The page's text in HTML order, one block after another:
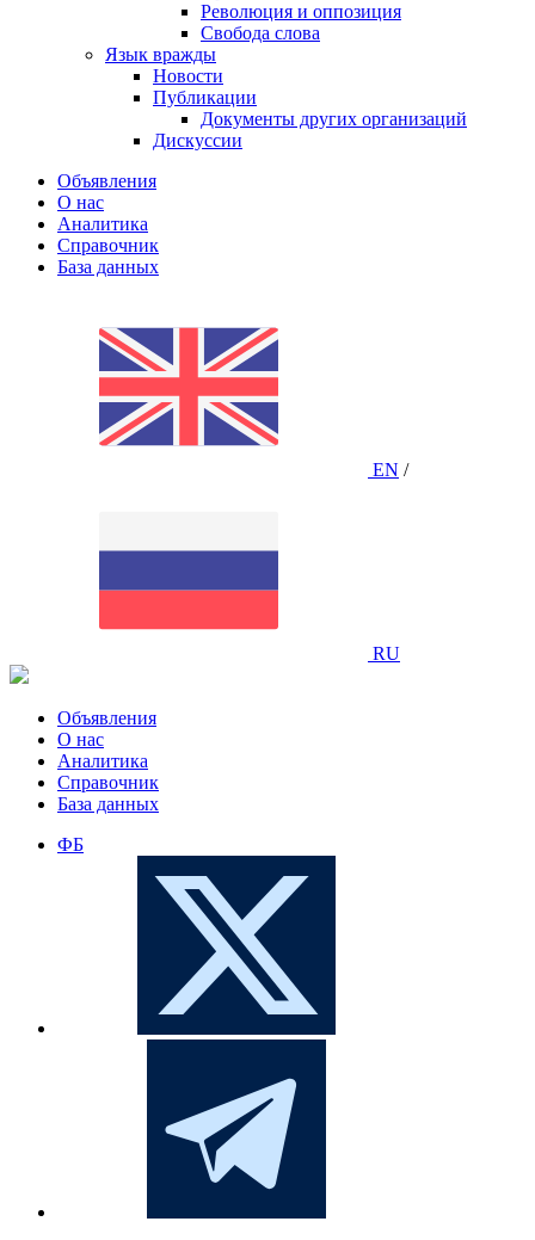
Революция и оппозиция
Свобода слова
Язык вражды
Новости
Публикации
Документы других организаций
Дискуссии
Объявления
О нас
Аналитика
Справочник
База данных
EN /
RU
Объявления
О нас
Аналитика
Справочник
База данных
ФБ